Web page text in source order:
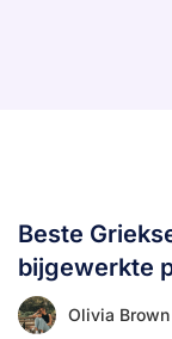
Beste
bijgewerkte
Olivia Brown